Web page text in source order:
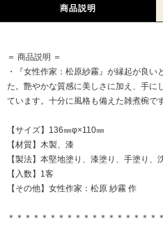
商品説明
＝ 商品説明 ＝
・『女性作家：松原紗霧』が縁起が良
た。艶やかな質感に美しさに加え、手に
ています。十分に風格も備えた雑煮椀です
【サイズ】136㎜φ×110㎜
【材質】木製、漆
【製法】本堅地塗り、漆塗り、手塗り、
【入数】1客
【その他】女性作家：松原 紗霧 作
＊＊＊＊＊＊＊＊＊＊＊＊＊＊＊＊＊＊